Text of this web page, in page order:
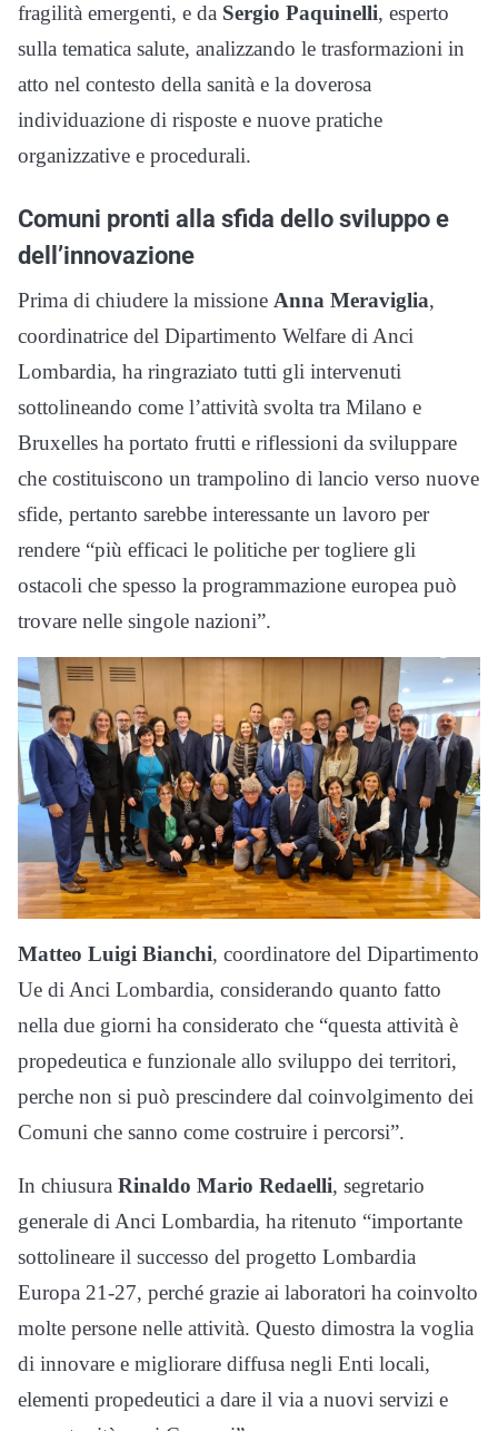
fragilità emergenti, e da Sergio Paquinelli, esperto
sulla tematica salute, analizzando le trasformazioni in
atto nel contesto della sanità e la doverosa
individuazione di risposte e nuove pratiche
organizzative e procedurali.
Comuni pronti alla sfida dello sviluppo e
dell’innovazione
Prima di chiudere la missione Anna Meraviglia,
coordinatrice del Dipartimento Welfare di Anci
Lombardia, ha ringraziato tutti gli intervenuti
sottolineando come l’attività svolta tra Milano e
Bruxelles ha portato frutti e riflessioni da sviluppare
che costituiscono un trampolino di lancio verso nuove
sfide, pertanto sarebbe interessante un lavoro per
rendere “più efficaci le politiche per togliere gli
ostacoli che spesso la programmazione europea può
trovare nelle singole nazioni”.
Matteo Luigi Bianchi, coordinatore del Dipartimento
Ue di Anci Lombardia, considerando quanto fatto
nella due giorni ha considerato che “questa attività è
propedeutica e funzionale allo sviluppo dei territori,
perche non si può prescindere dal coinvolgimento dei
Comuni che sanno come costruire i percorsi”.
In chiusura Rinaldo Mario Redaelli, segretario
generale di Anci Lombardia, ha ritenuto “importante
sottolineare il successo del progetto Lombardia
Europa 21-27, perché grazie ai laboratori ha coinvolto
molte persone nelle attività. Questo dimostra la voglia
di innovare e migliorare diffusa negli Enti locali,
elementi propedeutici a dare il via a nuovi servizi e